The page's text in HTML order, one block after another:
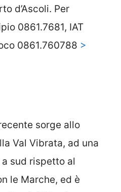
d’Ascoli. Per
0861.7681, IAT
0861.760788 >
sorge allo
Val Vibrata, ad una
sud rispetto al
le Marche, ed è